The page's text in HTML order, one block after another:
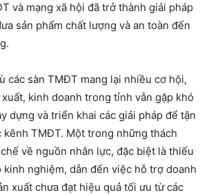
và mạng xã hội đã trở thành giải pháp
sản phẩm chất lượng và an toàn đến
các sàn TMĐT mang lại nhiều cơ hội,
kinh doanh trong tỉnh vẫn gặp khó
dựng và triển khai các giải pháp để tận
kênh TMĐT. Một trong những thách
về nguồn nhân lực, đặc biệt là thiếu
nghiệm, dẫn đến việc hỗ trợ doanh
xuất chưa đạt hiệu quả tối ưu từ các